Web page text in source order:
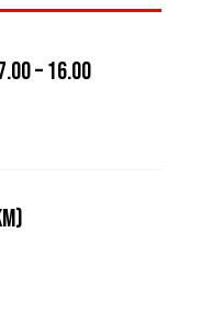
– 16.00